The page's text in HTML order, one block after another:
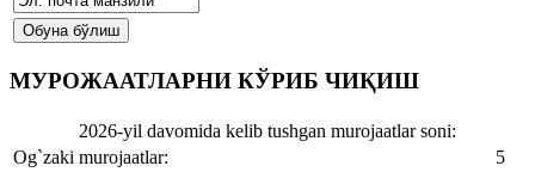
МУРОЖААТЛАРНИ КЎРИБ ЧИҚИШ
2026-yil davomida kelib tushgan murojaatlar soni:
Og`zaki murojaatlar:
5